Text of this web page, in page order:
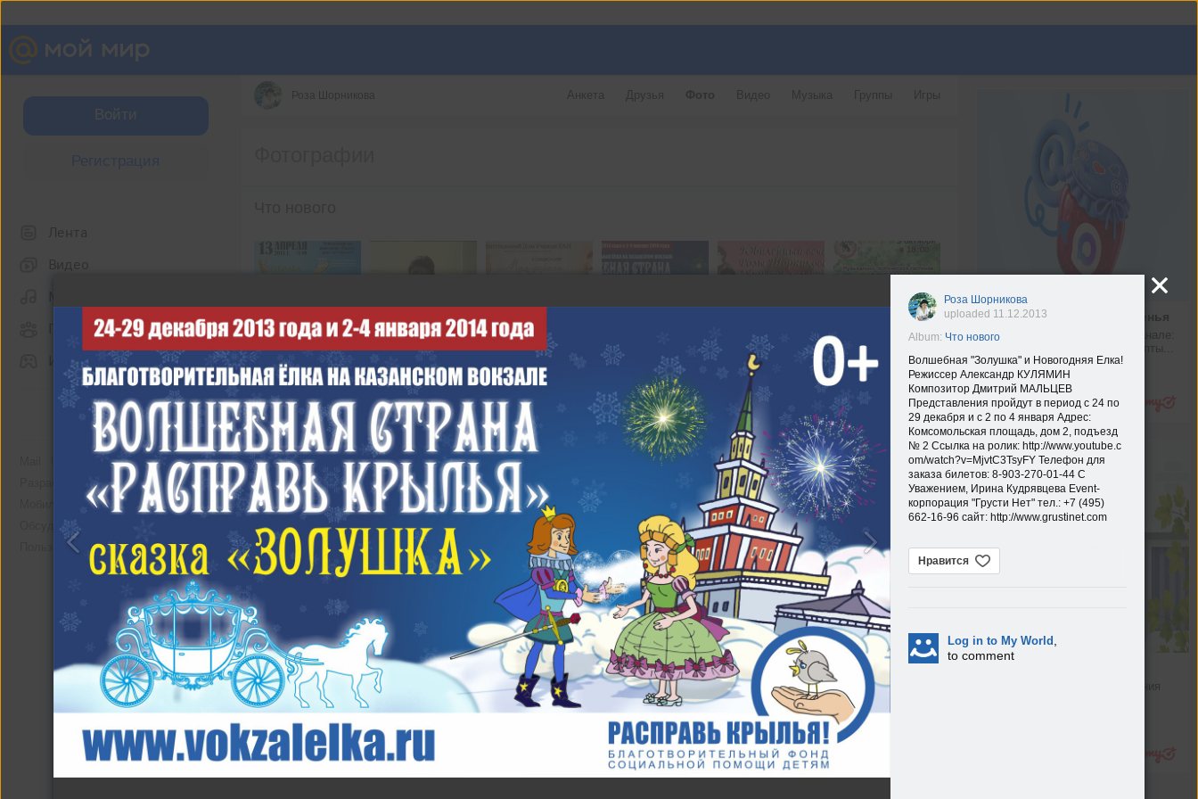
Войти
Лента
Видео
Группы
Игры
О компании
Реклама
Разработчикам
Мобильная версия
Помощь
Обсудить проект
Пользовательское соглашение
Роза Шорникова Анкета Друзья Фото Видео Музыка Группы Игры
Другие альбомы
На един дъх / На одном
дыхании
23 фото
"Дубрава", 6 лет!
6.06.09 концерт в
"Сокольниках"
31 фото
25.10.2008 Дубрава в
Колонтаево
22 фото
Рецепт малинового варенья
Что можно найти в нашем канале:
новости Mail, любимые рецепты...
max.ru
Подробнее
Раскрываем секрет построения
Роза Шорникова
uploaded 11.12.2013
Album: Что нового
Волшебная "Золушка" и Новогодняя Елка!
Режиссер Александр КУЛЯМИН
Композитор Дмитрий МАЛЬЦЕВ
Представления пройдут в период с 24 по
29 декабря и с 2 по 4 января Адрес:
Комсомольская площадь, дом 2, подъезд
№ 2 Ссылка на ролик: http://www.youtube.c
om/watch?v=MjvtC3TsyFY Телефон для
заказа билетов: 8-903-270-01-44 С
Уважением, Ирина Кудрявцева Event-
корпорация "Грусти Нет" тел.: +7 (495)
662-16-96 сайт: http://www.grustinet.com
Нравится
Log in to My World
to comment